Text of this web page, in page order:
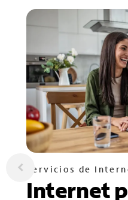
Servicios de
Internet